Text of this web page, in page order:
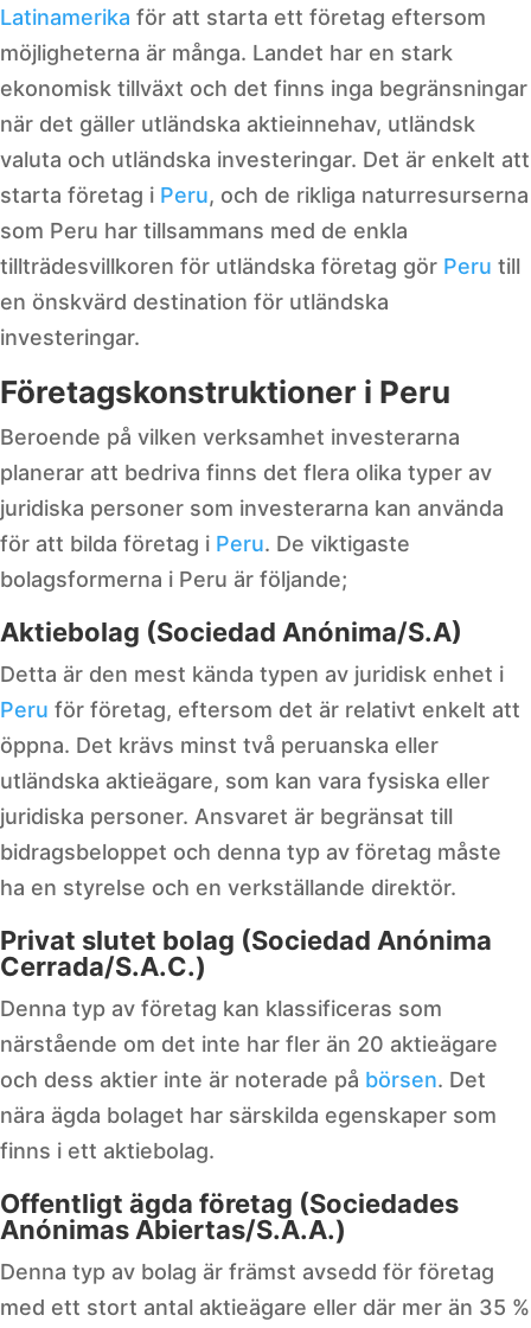
Latinamerika för att starta ett företag eftersom
möjligheterna är många. Landet har en stark
ekonomisk tillväxt och det finns inga begränsningar
när det gäller utländska aktieinnehav, utländsk
valuta och utländska investeringar. Det är enkelt att
starta företag i Peru, och de rikliga naturresurserna
som Peru har tillsammans med de enkla
tillträdesvillkoren för utländska företag gör Peru till
en önskvärd destination för utländska
investeringar.
Företagskonstruktioner i Peru
Beroende på vilken verksamhet investerarna
planerar att bedriva finns det flera olika typer av
juridiska personer som investerarna kan använda
för att bilda företag i Peru. De viktigaste
bolagsformerna i Peru är följande;
Aktiebolag (Sociedad Anónima/S.A)
Detta är den mest kända typen av juridisk enhet i
Peru för företag, eftersom det är relativt enkelt att
öppna. Det krävs minst två peruanska eller
utländska aktieägare, som kan vara fysiska eller
juridiska personer. Ansvaret är begränsat till
bidragsbeloppet och denna typ av företag måste
ha en styrelse och en verkställande direktör.
Privat slutet bolag (Sociedad Anónima
Cerrada/S.A.C.)
Denna typ av företag kan klassificeras som
närstående om det inte har fler än 20 aktieägare
och dess aktier inte är noterade på börsen. Det
nära ägda bolaget har särskilda egenskaper som
finns i ett aktiebolag.
Offentligt ägda företag (Sociedades
Anónimas Abiertas/S.A.A.)
Denna typ av bolag är främst avsedd för företag
med ett stort antal aktieägare eller där mer än 35 %